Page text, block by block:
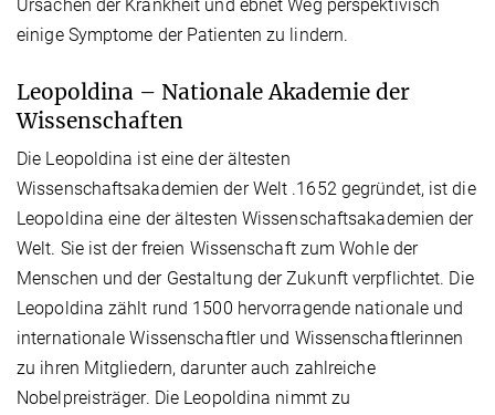
Ursachen der Krankheit und ebnet Weg perspektivisch
einige Symptome der Patienten zu lindern.
Leopoldina – Nationale Akademie der
Wissenschaften
Die Leopoldina ist eine der ältesten
Wissenschaftsakademien der Welt .1652 gegründet, ist die
Leopoldina eine der ältesten Wissenschaftsakademien der
Welt. Sie ist der freien Wissenschaft zum Wohle der
Menschen und der Gestaltung der Zukunft verpflichtet. Die
Leopoldina zählt rund 1500 hervorragende nationale und
internationale Wissenschaftler und Wissenschaftlerinnen
zu ihren Mitgliedern, darunter auch zahlreiche
Nobelpreisträger. Die Leopoldina nimmt zu